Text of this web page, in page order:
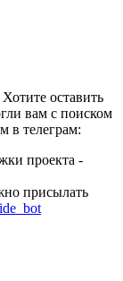
оставить
вам с поиском
в телеграм:
проекта -
присылать